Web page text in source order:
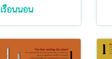
เรือนนอน